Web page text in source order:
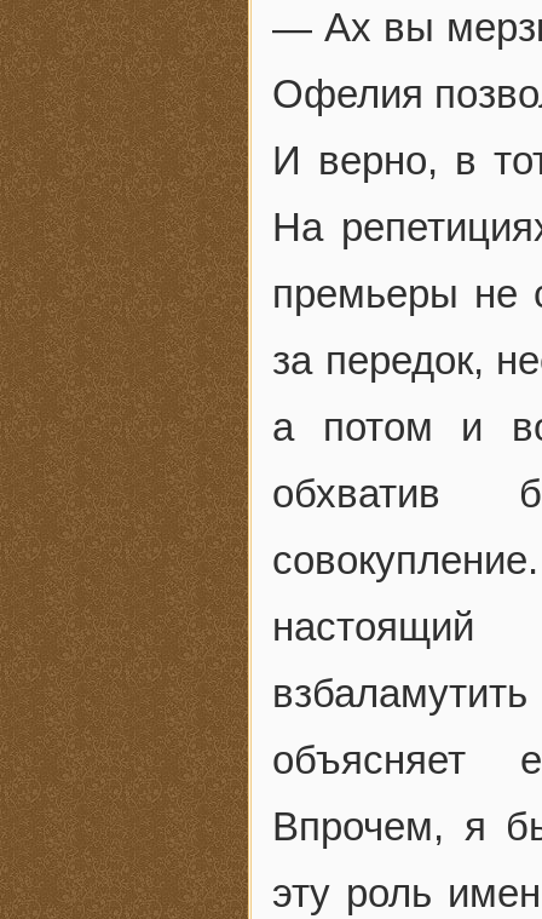
— Ах вы
Офелия
И верно, в
На
премьеры не
за передок,
а потом и
обхватив
объясняет
Впрочем, я
эту роль